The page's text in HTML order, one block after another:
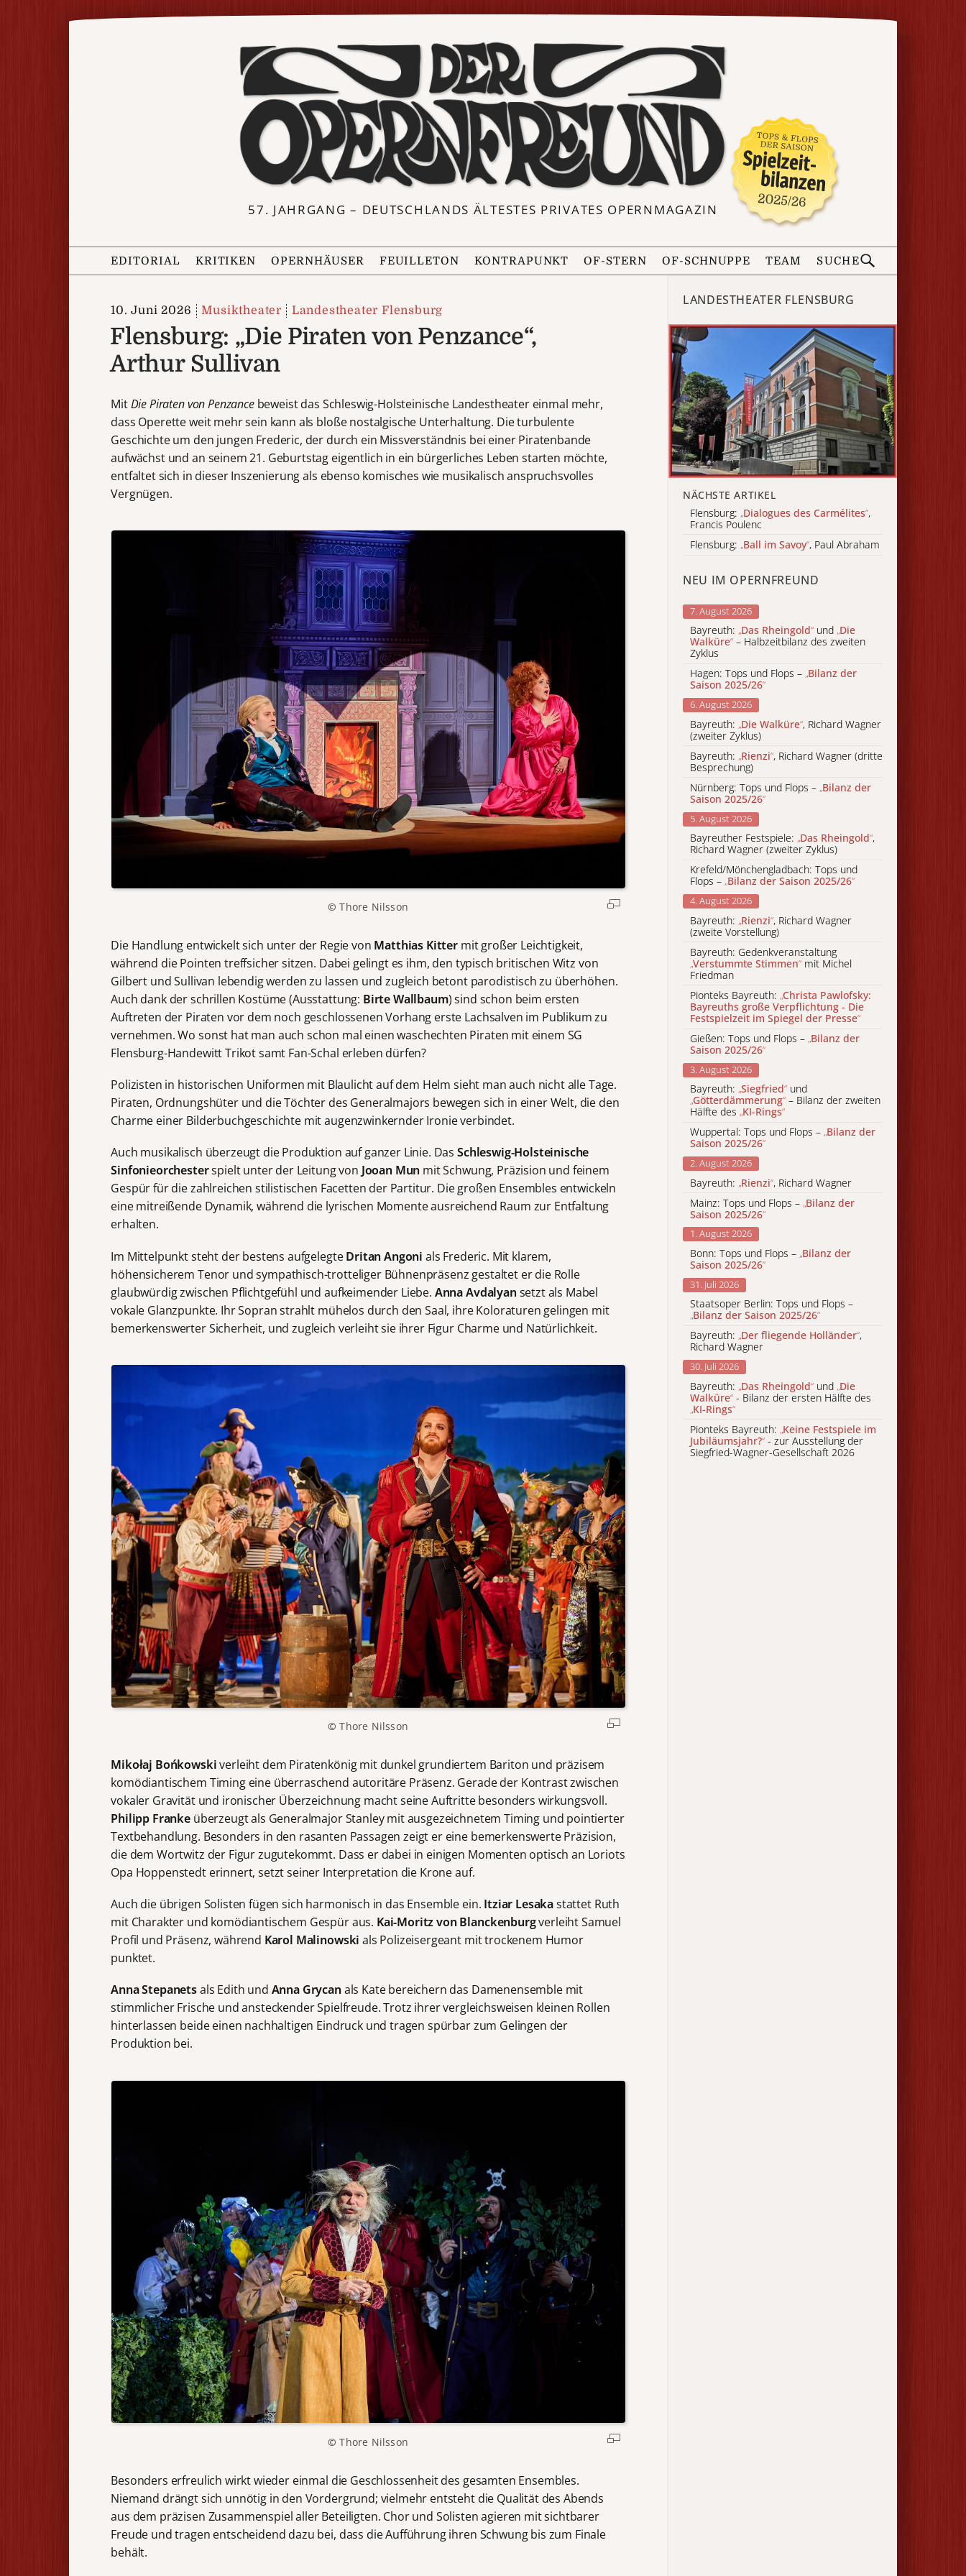
57. JAHRGANG – DEUTSCHLANDS ÄLTESTES PRIVATES OPERNMAGAZIN
EDITORIAL KRITIKEN OPERNHÄUSER FEUILLETON KONTRAPUNKT OF-STERN OF-SCHNUPPE TEAM SUCHE
10. Juni 2026 Musiktheater Landestheater Flensburg
Flensburg: „Die Piraten von Penzance“,
Arthur Sullivan
MitDie Piraten von Penzancebeweist das Schleswig-Holsteinische Landestheater einmal mehr,
dass Operette weit mehr sein kann als bloße nostalgische Unterhaltung. Die turbulente
Geschichte um den jungen Frederic, der durch ein Missverständnis bei einer Piratenbande
aufwächst und an seinem 21. Geburtstag eigentlich in ein bürgerliches Leben starten möchte,
entfaltet sich in dieser Inszenierung als ebenso komisches wie musikalisch anspruchsvolles
Vergnügen.
©Thore Nilsson
Die Handlung entwickelt sich unter der Regie von Matthias Kitter mit großer Leichtigkeit,
während die Pointen treffsicher sitzen. Dabei gelingt es ihm, den typisch britischen Witz von
Gilbert und Sullivan lebendig werden zu lassen und zugleich betont parodistisch zu überhöhen.
Auch dank der schrillen Kostüme (Ausstattung: Birte Wallbaum) sind schon beim ersten
Auftreten der Piraten vor dem noch geschlossenen Vorhang erste Lachsalven im Publikum zu
vernehmen. Wo sonst hat man auch schon mal einen waschechten Piraten mit einem SG
Flensburg-Handewitt Trikot samt Fan-Schal erleben dürfen?
Polizisten in historischen Uniformen mit Blaulicht auf dem Helm sieht man auch nicht alle Tage.
Piraten, Ordnungshüter und die Töchter des Generalmajors bewegen sich in einer Welt, die den
Charme einer Bilderbuchgeschichte mit augenzwinkernder Ironie verbindet.
Auch musikalisch überzeugt die Produktion auf ganzer Linie. Das Schleswig-Holsteinische
Sinfonieorchesterspielt unter der Leitung von Jooan Mun mit Schwung, Präzision und feinem
Gespür für die zahlreichen stilistischen Facetten der Partitur. Die großen Ensembles entwickeln
eine mitreißende Dynamik, während die lyrischen Momente ausreichend Raum zur Entfaltung
erhalten.
Im Mittelpunkt steht der bestens aufgelegteDritan Angoni als Frederic. Mit klarem,
höhensicherem Tenor und sympathisch-trotteliger Bühnenpräsenz gestaltet er die Rolle
glaubwürdig zwischen Pflichtgefühl und aufkeimender Liebe. Anna Avdalyansetzt als Mabel
vokale Glanzpunkte. Ihr Sopran strahlt mühelos durch den Saal, ihre Koloraturen gelingen mit
bemerkenswerter Sicherheit, und zugleich verleiht sie ihrer Figur Charme und Natürlichkeit.
©Thore Nilsson
Mikołaj Bońkowskiverleiht dem Piratenkönig mit dunkel grundiertem Bariton und präzisem
komödiantischem Timing eine überraschend autoritäre Präsenz. Gerade der Kontrast zwischen
vokaler Gravität und ironischer Überzeichnung macht seine Auftritte besonders wirkungsvoll.
Philipp Franke überzeugt als Generalmajor Stanley mit ausgezeichnetem Timing und pointierter
Textbehandlung. Besonders in den rasanten Passagen zeigt er eine bemerkenswerte Präzision,
die dem Wortwitz der Figur zugutekommt. Dass er dabei in einigen Momenten optisch an Loriots
Opa Hoppenstedt erinnert, setzt seiner Interpretation die Krone auf.
Auch die übrigen Solisten fügen sich harmonisch in das Ensemble ein. Itziar Lesakastattet Ruth
mit Charakter und komödiantischem Gespür aus. Kai-Moritz von Blanckenburgverleiht Samuel
Profil und Präsenz, während Karol Malinowski als Polizeisergeant mit trockenem Humor
punktet.
Anna Stepanetsals Edith und Anna Grycanals Kate bereichern das Damenensemble mit
stimmlicher Frische und ansteckender Spielfreude. Trotz ihrer vergleichsweisen kleinen Rollen
hinterlassen beide einen nachhaltigen Eindruck und tragen spürbar zum Gelingen der
Produktion bei.
©Thore Nilsson
Besonders erfreulich wirkt wieder einmal die Geschlossenheit des gesamten Ensembles.
Niemand drängt sich unnötig in den Vordergrund; vielmehr entsteht die Qualität des Abends
aus dem präzisen Zusammenspiel aller Beteiligten. Chor und Solisten agieren mit sichtbarer
Freude und tragen entscheidend dazu bei, dass die Aufführung ihren Schwung bis zum Finale
behält.
LANDESTHEATER FLENSBURG
NÄCHSTE ARTIKEL
Flensburg: „Dialogues des Carmélites“,
Francis Poulenc
Flensburg: „Ball im Savoy“, Paul Abraham
NEU IM OPERNFREUND
7. August 2026
Bayreuth: „Das Rheingold“ und „Die
Walküre“ – Halbzeitbilanz des zweiten
Zyklus
Hagen: Tops und Flops – „Bilanz der
Saison 2025/26“
6. August 2026
Bayreuth: „Die Walküre“, Richard Wagner
(zweiter Zyklus)
Bayreuth: „Rienzi“, Richard Wagner (dritte
Besprechung)
Nürnberg: Tops und Flops – „Bilanz der
Saison 2025/26“
5. August 2026
Bayreuther Festspiele: „Das Rheingold“,
Richard Wagner (zweiter Zyklus)
Krefeld/Mönchengladbach: Tops und
Flops – „Bilanz der Saison 2025/26“
4. August 2026
Bayreuth: „Rienzi“, Richard Wagner
(zweite Vorstellung)
Bayreuth: Gedenkveranstaltung
„Verstummte Stimmen“ mit Michel
Friedman
Pionteks Bayreuth: „Christa Pawlofsky:
Bayreuths große Verpflichtung - Die
Festspielzeit im Spiegel der Presse“
Gießen: Tops und Flops – „Bilanz der
Saison 2025/26“
3. August 2026
Bayreuth: „Siegfried“ und
„Götterdämmerung“ – Bilanz der zweiten
Hälfte des „KI-Rings“
Wuppertal: Tops und Flops – „Bilanz der
Saison 2025/26“
2. August 2026
Bayreuth: „Rienzi“, Richard Wagner
Mainz: Tops und Flops – „Bilanz der
Saison 2025/26“
1. August 2026
Bonn: Tops und Flops – „Bilanz der
Saison 2025/26“
31. Juli 2026
Staatsoper Berlin: Tops und Flops –
„Bilanz der Saison 2025/26“
Bayreuth: „Der fliegende Holländer“,
Richard Wagner
30. Juli 2026
Bayreuth: „Das Rheingold“ und „Die
Walküre“ - Bilanz der ersten Hälfte des
„KI-Rings“
Pionteks Bayreuth: „Keine Festspiele im
Jubiläumsjahr?“ - zur Ausstellung der
Siegfried-Wagner-Gesellschaft 2026